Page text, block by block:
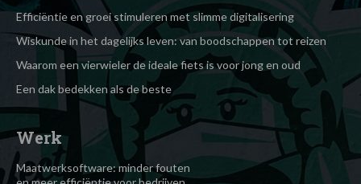
Efficiëntie en groei stimuleren met slimme digitalisering
Wiskunde in het dagelijks leven: van boodschappen tot reizen
Waarom een vierwieler de ideale fiets is voor jong en oud
Een dak bedekken als de beste
Werk
Maatwerksoftware: minder fouten